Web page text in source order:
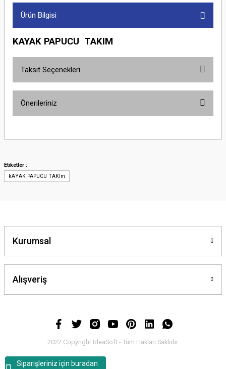
Siparişleriniz için buradan
Ürün Bilgisi
KAYAK PAPUCU TAKIM
Taksit Seçenekleri
Önerileriniz
Ürün resmi kalitesiz, bozuk veya görüntülenemiyor.
Ürün fiyatı diğer sitelerden daha pahalı.
Bu ürüne benzer farklı alternatifler olmalı.
Etiketler :
kAYAK PAPUCU TAKIm
Kurumsal
Alışveriş
2022 Copyright IdeaSoft - Tüm Hakları Saklıdır.